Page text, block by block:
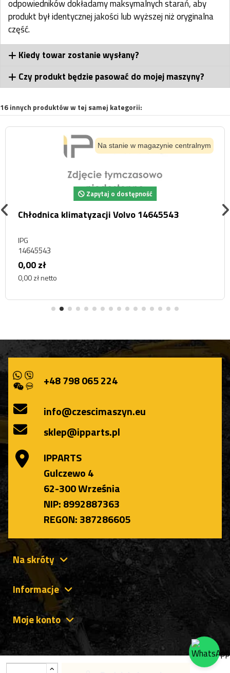
odpowiedników dokładamy maksymalnych starań, aby
produkt był identycznej jakości lub wyższej niż oryginalna
część.
Kiedy towar zostanie wysłany?
Czy produkt będzie pasować do mojej maszyny?
16 innych produktów w tej samej kategorii:
Na stanie w magazynie centralnym
Zapytaj o dostępność
Chłodnica klimatyzacji Volvo 14645543
IPG
14645543
0,00 zł
0,00 zł netto
+48 798 065 224
info@czescimaszyn.eu
sklep@ipparts.pl
IPPARTS
Gulczewo 4
62-300 Września
NIP: 8992887363
REGON: 387286605
Na skróty
Informacje
Moje konto